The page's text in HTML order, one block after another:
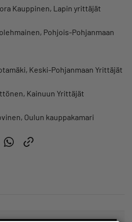
Kauppinen, Lapin yrittäjät
Pohjois-Pohjanmaan
Keski-Pohjanmaan Yrittäjät
Kainuun Yrittäjät
Oulun kauppakamari